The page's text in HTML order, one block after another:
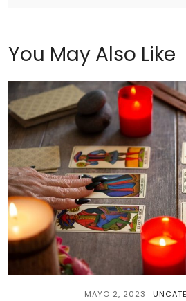
You May Also Like
MAYO 2, 2023